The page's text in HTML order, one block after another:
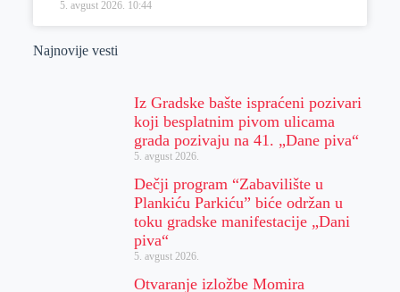
5. avgust 2026. 10:44
Najnovije vesti
Iz Gradske bašte ispraćeni pozivari
koji besplatnim pivom ulicama
grada pozivaju na 41. „Dane piva“
5. avgust 2026.
Dečji program “Zabavilište u
Plankiću Parkiću” biće održan u
toku gradske manifestacije „Dani
piva“
5. avgust 2026.
Otvaranje izložbe Momira